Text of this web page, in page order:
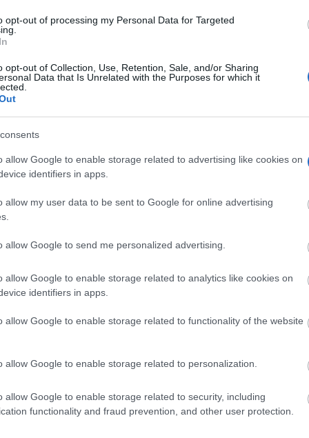
opt-out of processing my Personal Data for Targeted
opt-out of Collection, Use, Retention, Sale, and/or Sharing
Data that Is Unrelated with the Purposes for which it
allow Google to enable storage related to advertising like cookies on
identifiers in apps.
allow my user data to be sent to Google for online advertising
allow Google to send me personalized advertising.
allow Google to enable storage related to analytics like cookies on
identifiers in apps.
allow Google to enable storage related to functionality of the website
allow Google to enable storage related to personalization.
allow Google to enable storage related to security, including
functionality and fraud prevention, and other user protection.
Artículo
robo, amenazas, daños y hurto
Esto explica el bostezo